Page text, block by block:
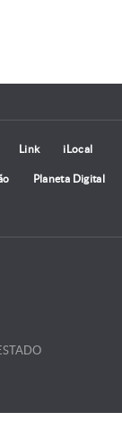
Link iLocal
Planeta Digital